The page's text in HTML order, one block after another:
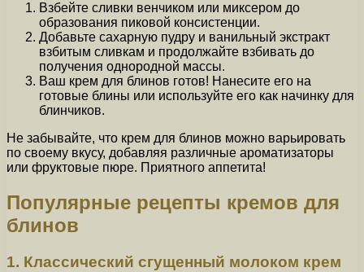
Взбейте сливки венчиком или миксером до
образования пиковой консистенции.
Добавьте сахарную пудру и ванильный экстракт
взбитым сливкам и продолжайте взбивать до
получения однородной массы.
Ваш крем для блинов готов! Нанесите его на
готовые блины или используйте его как начинку для
блинчиков.
Не забывайте, что крем для блинов можно варьировать
по своему вкусу, добавляя различные ароматизаторы
или фруктовые пюре. Приятного аппетита!
Популярные рецепты кремов для
блинов
1. Классический сгущенный молоком крем